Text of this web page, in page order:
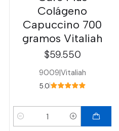
Colágeno
Capuccino 700
gramos Vitaliah
$59.550
9009|Vitaliah
5.0
Cantidad